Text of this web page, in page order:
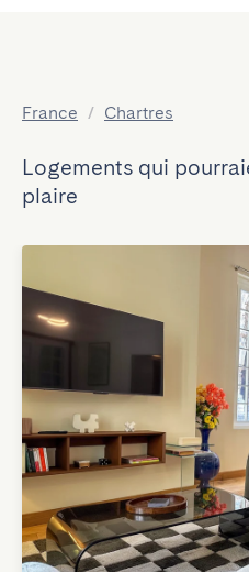
France / Chartres
Logements qui
plaire